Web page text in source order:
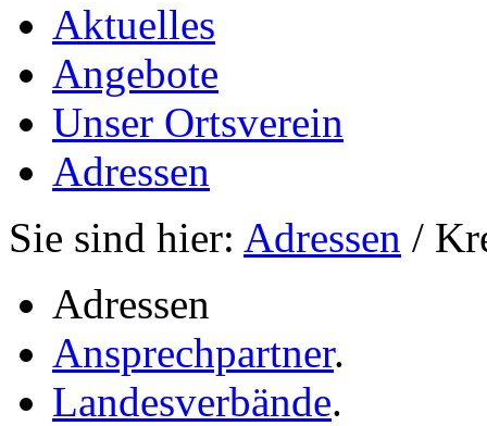
Aktuelles
Angebote
Unser Ortsverein
Adressen
Sie sind hier: Adressen /
Adressen
Ansprechpartner.
Landesverbände.